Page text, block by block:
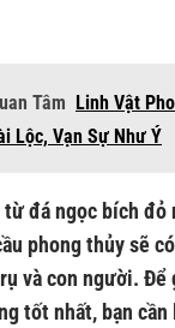
Tâm Linh Vật
Lộc, Vạn Sự Như Ý
đá ngọc bích
phong thủy sẽ
và con người. Để
tốt nhất, bạn cần